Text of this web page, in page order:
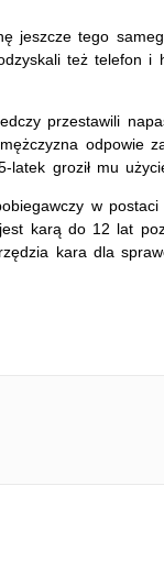
jeszcze tego
też telefon i
przestawili
odpowie
latek groził mu
w
karą do 12 lat
kara dla